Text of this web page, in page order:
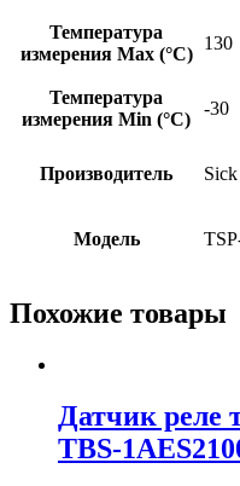
Температура
измерения Max (°C)
130
Температура
измерения Min (°C)
-30
Производитель
Модель
Похожие товары
Датчик реле
TBS-